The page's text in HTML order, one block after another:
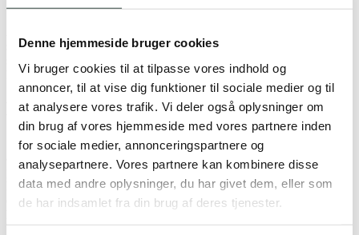
Denne hjemmeside bruger cookies
Vi bruger cookies til at tilpasse vores indhold og
annoncer, til at vise dig funktioner til sociale medier og til
at analysere vores trafik. Vi deler også oplysninger om
din brug af vores hjemmeside med vores partnere inden
for sociale medier, annonceringspartnere og
analysepartnere. Vores partnere kan kombinere disse
data med andre oplysninger, du har givet dem, eller som
de har indsamlet fra din brug af deres tjenester.
statistik på dem. I løbet af kort tid fik vi udarbejdet en skarp
slagplan, der tog udgangspunkt i et unikt setup. Herfra kunne vi
kontinuerligt tilpasse priserne i Ads.
Konkrete resultater
Så snart ABVAC fik tracking på deres platforme, kunne vi begynde
at indsamle nyttig information til fremtidige leads. Vi kunne
præsentere konkret viden om deres online markedsføring, og
hvilken retning de nu kunne gå. Ud fra vores opsætning har de fået
en konkret leadpris. De oplever fortsat vækst og langt flere